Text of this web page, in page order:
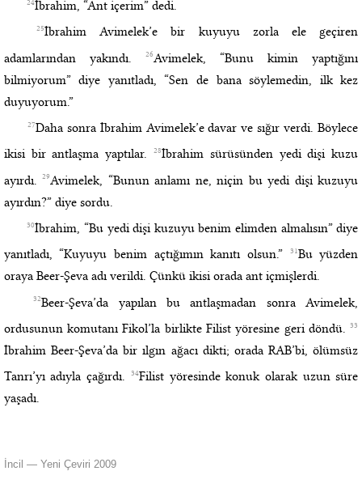
İbrahim, “Ant içerim” dedi.
25İbrahim Avimelek’e bir kuyuyu zorla ele geçiren
adamlarından yakındı.
26Avimelek, “Bunu kimin yaptığını
bilmiyorum” diye yanıtladı, “Sen de bana söylemedin, ilk kez
duyuyorum.”
27Daha sonra İbrahim Avimelek’e davar ve sığır verdi. Böylece
ikisi bir antlaşma yaptılar.
28İbrahim sürüsünden yedi dişi kuzu
ayırdı.29Avimelek, “Bunun anlamı ne, niçin bu yedi dişi kuzuyu
ayırdın?” diye sordu.
30İbrahim, “Bu yedi dişi kuzuyu benim elimden almalısın” diye
yanıtladı, “Kuyuyu benim açtığımın kanıtı olsun.”
31Bu yüzden
oraya Beer-Şeva adı verildi. Çünkü ikisi orada ant içmişlerdi.
32Beer-Şeva’da yapılan bu antlaşmadan sonra Avimelek,
ordusunun komutanı Fikol’la birlikte Filist yöresine geri döndü.33
İbrahim Beer-Şeva’da bir ılgın ağacı dikti; orada RAB’bi, ölümsüz
Tanrı’yı adıyla çağırdı.
34Filist yöresinde konuk olarak uzun süre
yaşadı.
İncil — Yeni Çeviri 2009